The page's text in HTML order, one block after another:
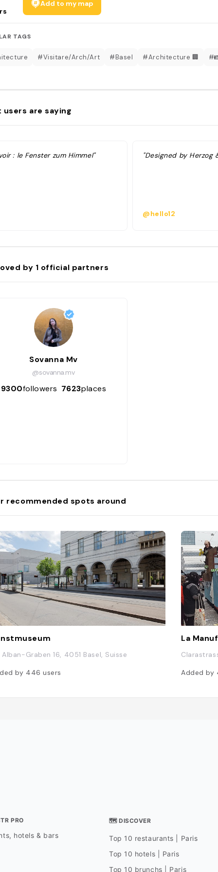
Add to my map
TAGS
#Visitare/Arch/Art #Basel #Architecture 🏢
users are saying
: le Fenster zum Himmel" "Designed by Herzog
@hello12
by 1 official partners
Sovanna Mv
@sovanna.mv
9300followers 7623places
recommended spots around
Graben 16, 4051 Basel, Suisse
by 446users
La
Added by
PRO
hotels & bars
🗺 DISCOVER
Top 10 restaurants | Paris
Top 10 hotels | Paris
Top 10 brunchs | Paris